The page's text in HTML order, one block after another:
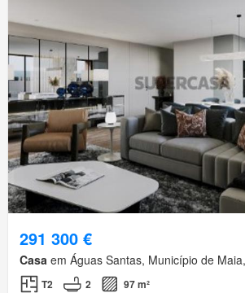
291 300 €
Casa em Águas Santas, Município de
T2 2
97 m²